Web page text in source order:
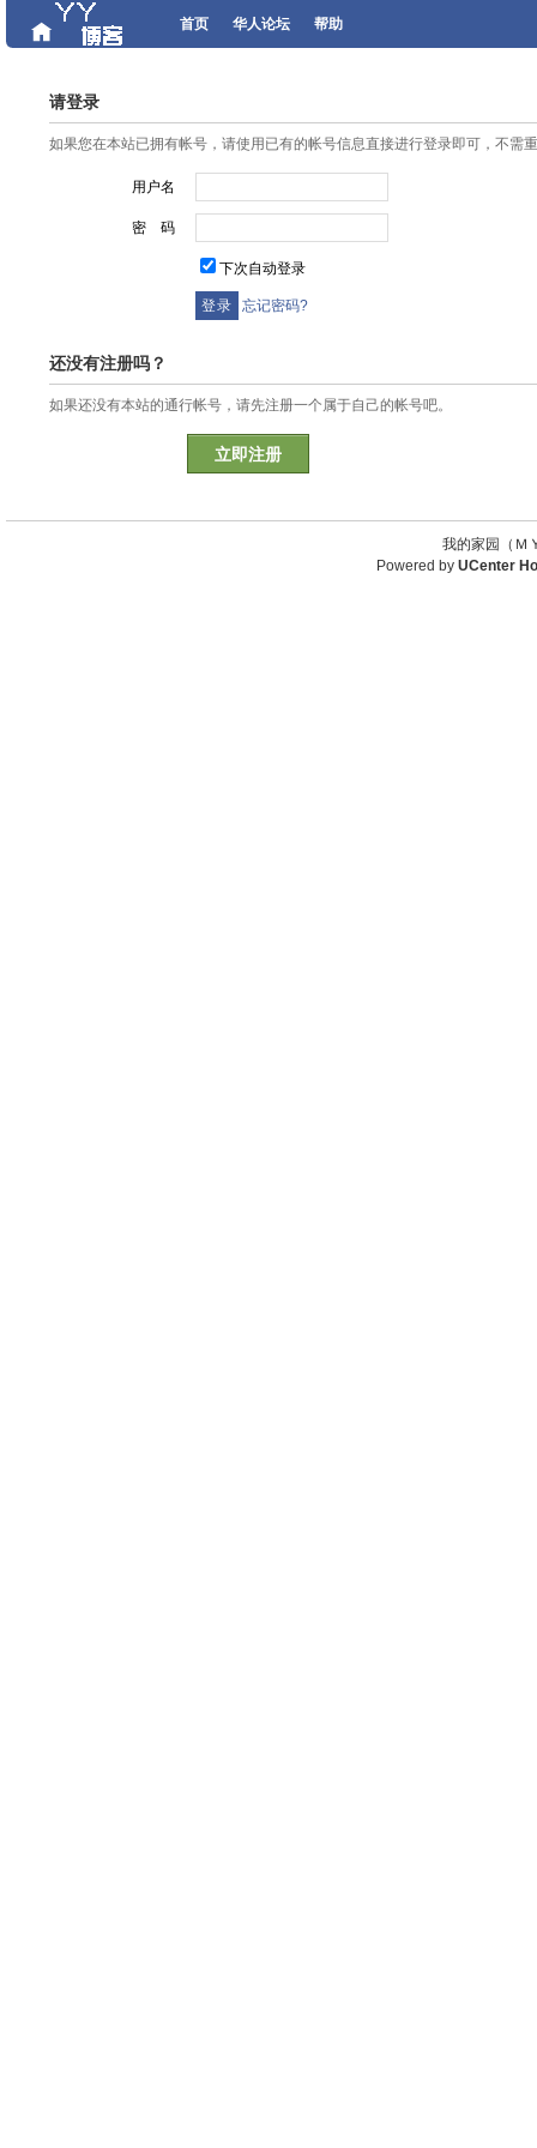
首页 华人论坛 帮助
请登录
如果您在本站已拥有帐号，请使用已有的帐号信息直接进行登录即可，不需
用户名
密 码
下次自动登录
忘记密码?
还没有注册吗？
如果还没有本站的通行帐号，请先注册一个属于自己的帐号吧。
立即注册
我的家园（
Powered by UCenter